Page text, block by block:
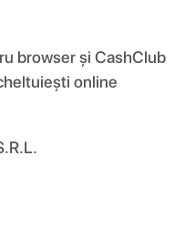
browser și CashClub
online